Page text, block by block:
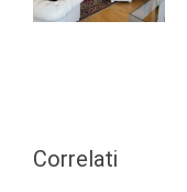
Correlati